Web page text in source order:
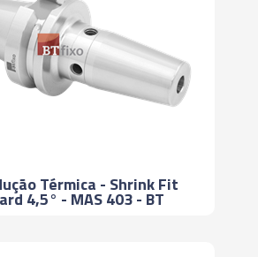
Térmica - Shrink Fit
4,5° - MAS 403 - BT